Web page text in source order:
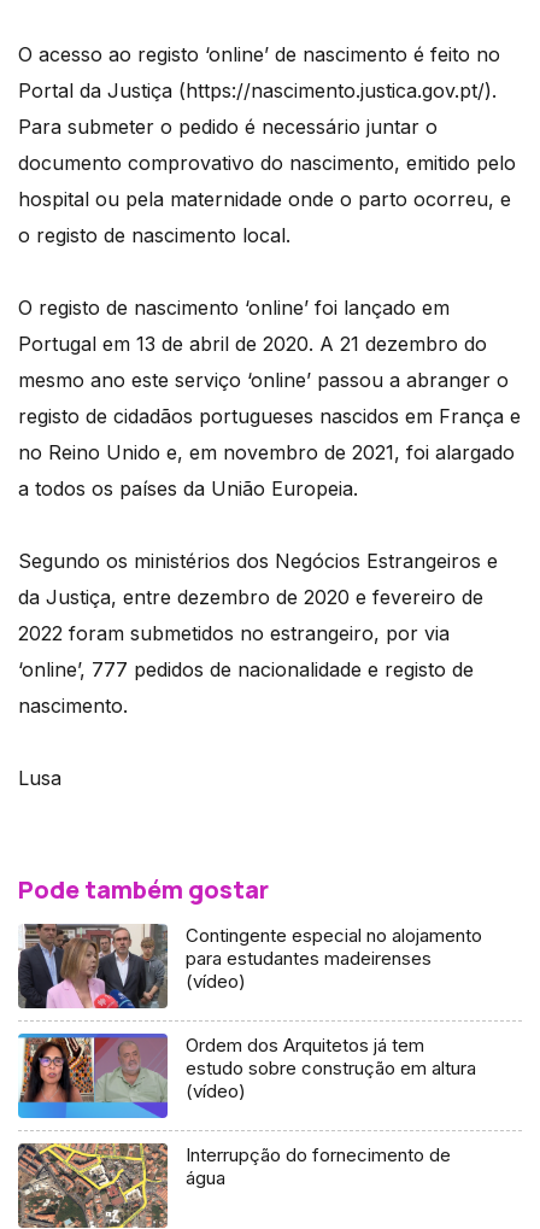
O acesso ao registo ‘online’ de nascimento é feito no
Portal da Justiça (https://nascimento.justica.gov.pt/).
Para submeter o pedido é necessário juntar o
documento comprovativo do nascimento, emitido pelo
hospital ou pela maternidade onde o parto ocorreu, e
o registo de nascimento local.
O registo de nascimento ‘online’ foi lançado em
Portugal em 13 de abril de 2020. A 21 dezembro do
mesmo ano este serviço ‘online’ passou a abranger o
registo de cidadãos portugueses nascidos em França e
no Reino Unido e, em novembro de 2021, foi alargado
a todos os países da União Europeia.
Segundo os ministérios dos Negócios Estrangeiros e
da Justiça, entre dezembro de 2020 e fevereiro de
2022 foram submetidos no estrangeiro, por via
‘online’, 777 pedidos de nacionalidade e registo de
nascimento.
Lusa
Pode também gostar
Contingente especial no alojamento
para estudantes madeirenses
(vídeo)
Ordem dos Arquitetos já tem
estudo sobre construção em altura
(vídeo)
Interrupção do fornecimento de
água